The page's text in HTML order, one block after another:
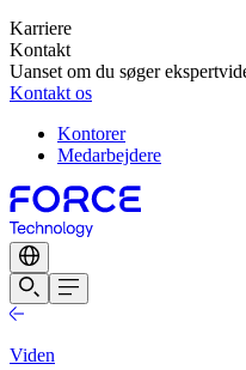
Karriere
Kontakt
Uanset om du søger
Kontakt os
Kontorer
Medarbejdere
Viden